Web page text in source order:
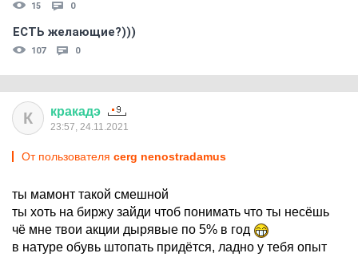
15 0
ЕСТЬ желающие?)))
107 0
К кракадэ
23:57, 24.11.2021
От пользователя cerg nenostradamus
ты мамонт такой смешной
ты хоть на биржу зайди чтоб понимать что ты несёшь
чё мне твои акции дырявые по 5% в год
в натуре обувь штопать придётся, ладно у тебя опыт